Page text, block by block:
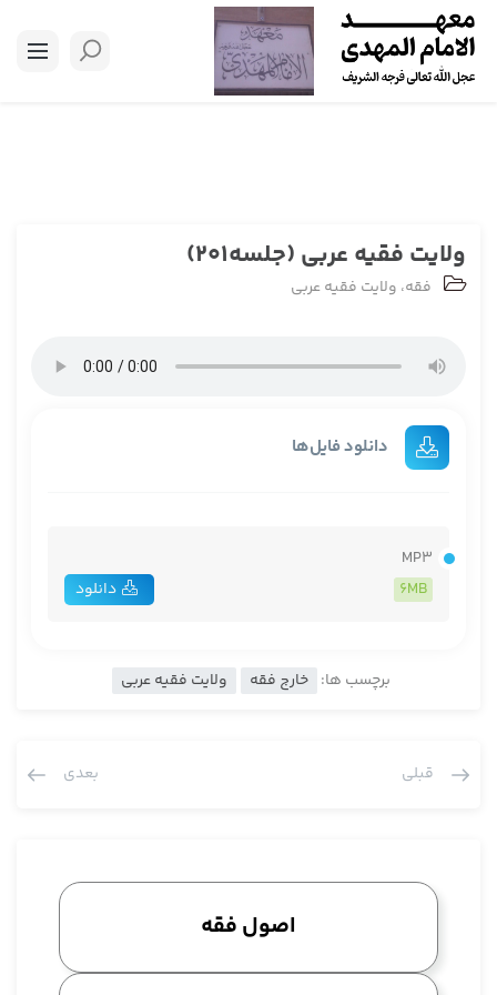
ولایت فقیه عربی (جلسه201)
فقه، ولایت فقیه عربی
دانلود فایل‌ها
MP3
6MB
دانلود
برچسب ها: خارج فقه ولایت فقیه عربی
قبلی بعدی
اصول فقه